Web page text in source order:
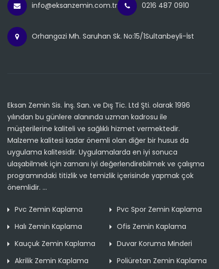
info@eksanzemin.com.tr 0216 487 0910
Orhangazi Mh. Saruhan Sk. No:15/1Sultanbeyli-İst
Eksan Zemin Sis. İnş. San. ve Dış Tic. Ltd Şti. olarak 1996
yılından bu günlere alanında uzman kadrosu ile
müşterilerine kaliteli ve sağlıklı hizmet vermektedir.
Malzeme kalitesi kadar önemli olan diğer bir husus da
uygulama kalitesidir. Uygulamalarda en iyi sonuca
ulaşabilmek için zamanı iyi değerlendirebilmek ve çalışma
programındaki titizlik ve temizlik içerisinde yapmak çok
önemlidir. ...
Pvc Zemin Kaplama
Pvc Spor Zemin Kaplama
Halı Zemin Kaplama
Ofis Zemin Kaplama
Kauçuk Zemin Kaplama
Duvar Koruma Minderi
Akrilik Zemin Kaplama
Poliüretan Zemin Kaplama